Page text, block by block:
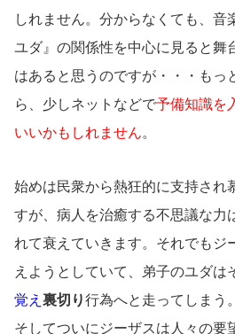
しれません。分からなくても、音
ユダ』の関係性を中心に見ると舞
はあると思うのですが・・・もっ
ら、少しネットなどで予備知識を
いいかもしれません。
始めは民衆から熱狂的に支持され
すが、病人を治癒する不思議な力
れて衰えていきます。それでもジ
えようとしていて、弟子のユダは
覚え 裏切り行為へと走ってしまう。
そしてついにジーザスは人々の要